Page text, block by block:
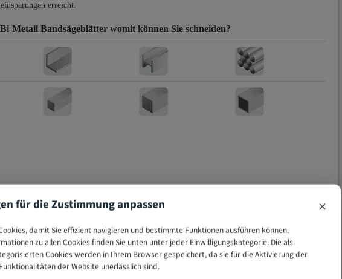
erreicht.
Metall Bandsägeblätter womit können Sie schneiden?
für die Zustimmung anpassen ×
damit Sie effizient navigieren und bestimmte Funktionen ausführen können.
zu allen Cookies finden Sie unten unter jeder Einwilligungskategorie. Die als
Cookies werden in Ihrem Browser gespeichert, da sie für die Aktivierung der
der Website unerlässlich sind.